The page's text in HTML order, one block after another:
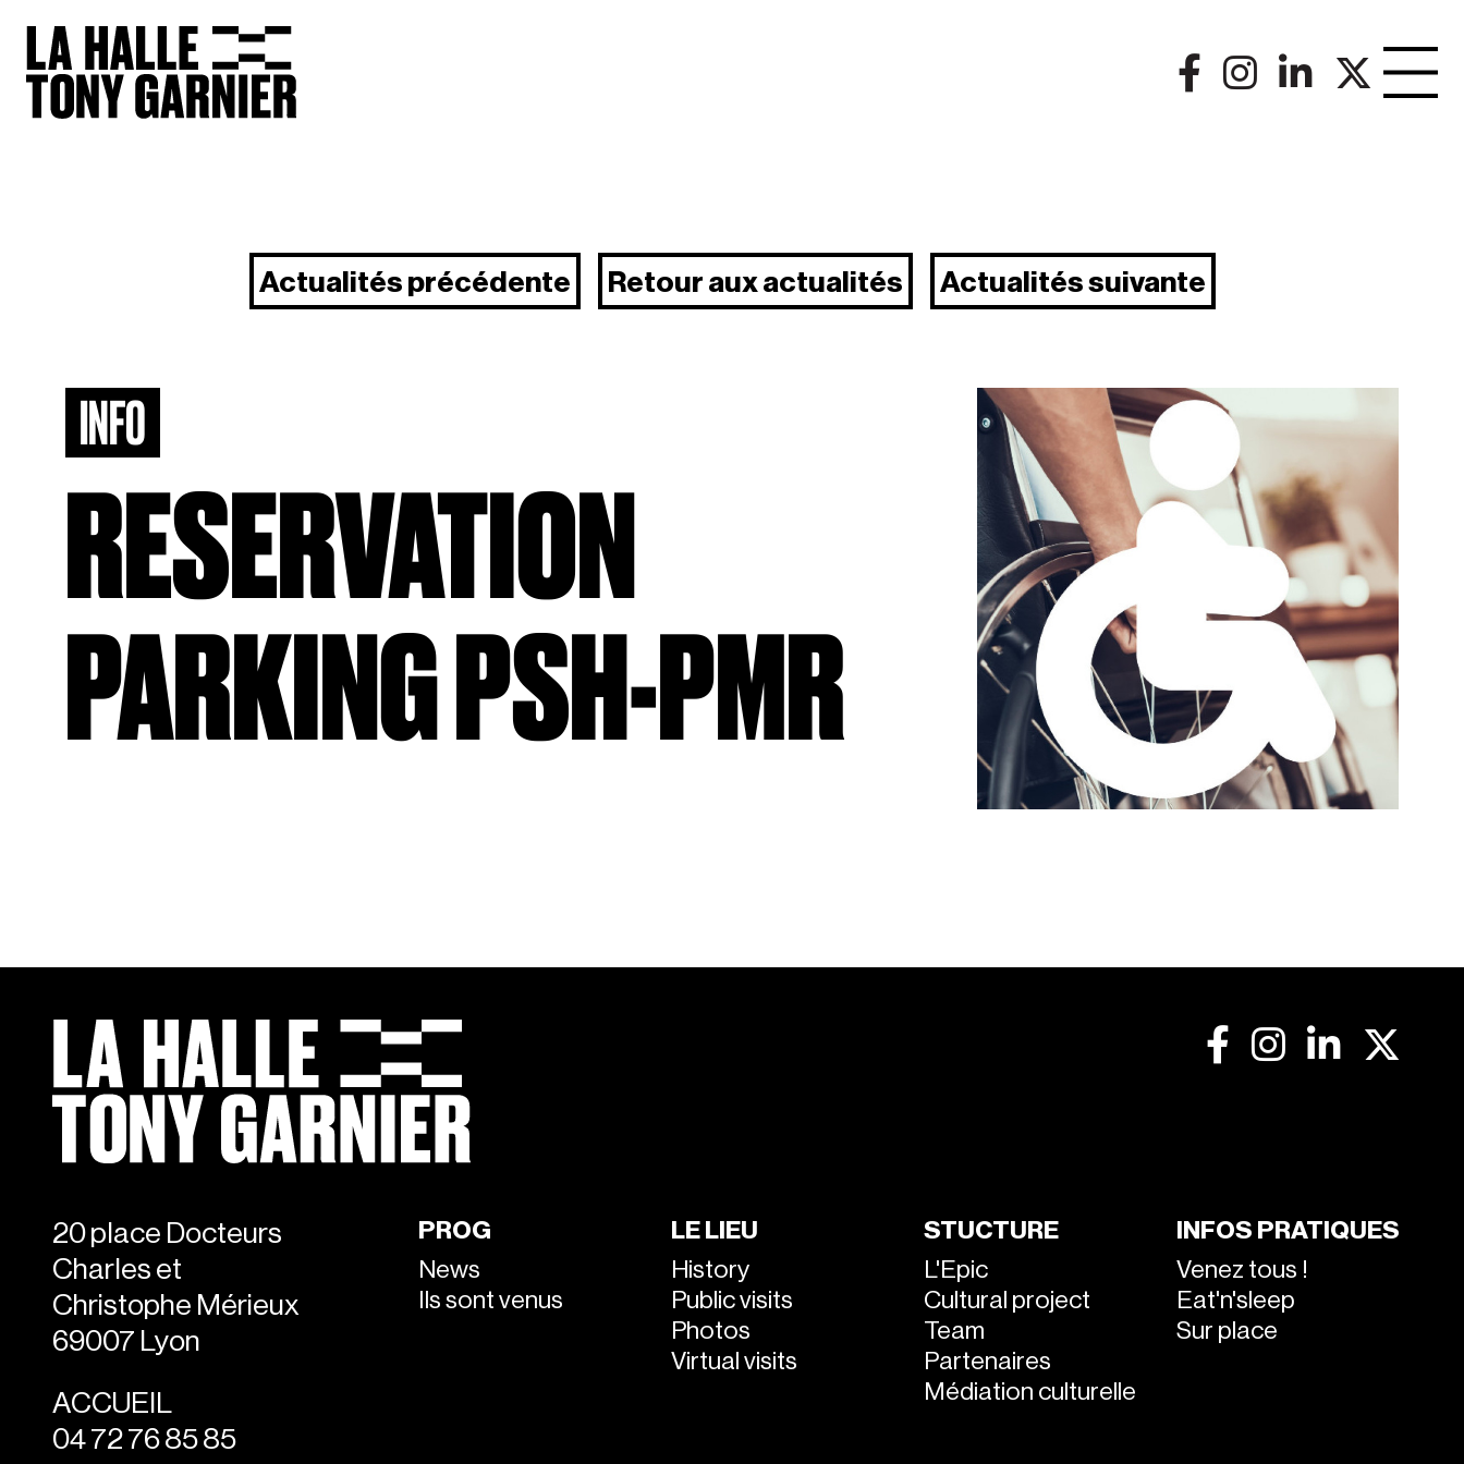
Actualités précédente Retour aux actualités Actualités suivante
INFO
RESERVATION
PARKING PSH-PMR
20 place Docteurs
Charles et
Christophe Mérieux
69007 Lyon
ACCUEIL
04 72 76 85 85
PROG
News
Ils sont venus
LE LIEU
History
Public visits
Photos
Virtual visits
STUCTURE
L'Epic
Cultural project
Team
Partenaires
Médiation culturelle
INFOS PRATIQUES
Venez tous !
Eat'n'sleep
Sur place